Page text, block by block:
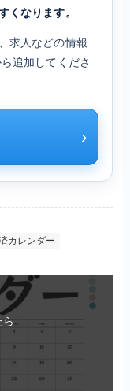
くなります。
求人などの情報
追加してくださ
›
カレンダー